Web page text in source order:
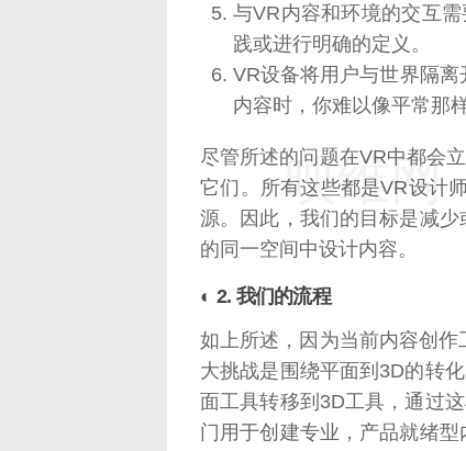
与VR内容和环境的交互
践或进行明确的定义。
VR设备将用户与世界隔
内容时，你难以像平常那
尽管所述的问题在VR中都会
它们。所有这些都是VR设计
源。因此，我们的目标是减
的同一空间中设计内容。
◐ 2. 我们的流程
如上所述，因为当前内容创
大挑战是围绕平面到3D的转
面工具转移到3D工具，通过
门用于创建专业，产品就绪
映维网